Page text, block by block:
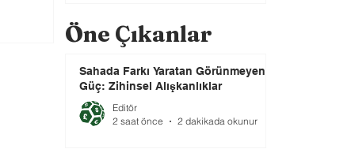
Öne Çıkanlar
Sahada Farkı Yaratan Görünmeyen
Güç: Zihinsel Alışkanlıklar
Editör
2 saat önce
2 dakikada okunur